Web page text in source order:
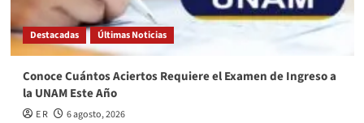
Destacadas Últimas Noticias
Conoce Cuántos Aciertos Requiere el Examen de Ingreso a
la UNAM Este Año
E R 6 agosto, 2026